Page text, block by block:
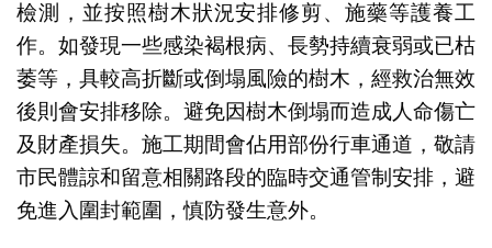
檢測，並按照樹木狀況安排修剪、施藥等護養工
作。如發現一些感染褐根病、長勢持續衰弱或已枯
萎等，具較高折斷或倒塌風險的樹木，經救治無效
後則會安排移除。避免因樹木倒塌而造成人命傷亡
及財產損失。施工期間會佔用部份行車通道，敬請
市民體諒和留意相關路段的臨時交通管制安排，避
免進入圍封範圍，慎防發生意外。